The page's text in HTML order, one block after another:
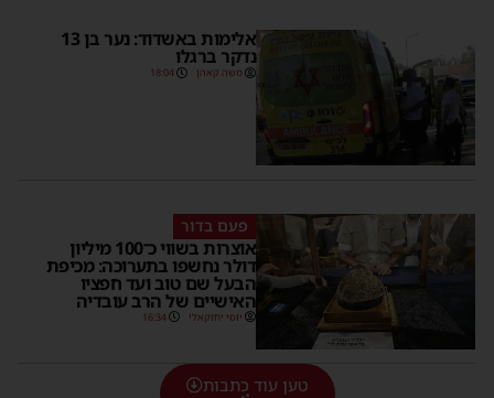
אלימות באשדוד: נער בן 13
נדקר ברגלו
משה קאהן 18:04
פעם בדור
אוצרות בשווי כ־100 מיליון
דולר נחשפו בתערוכה: מכיפת
הבעל שם טוב ועד חפציו
האישיים של הרב עובדיה
יוסי יחזקאלי 16:34
טען עוד כתבות